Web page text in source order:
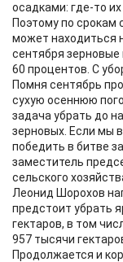
осадками: где-то
Поэтому по срокам
может находиться
сентября зерновые
60 процентов. С
Помня сентябрь
сухую осеннюю
задача убрать до
зерновых. Если мы
победить в битве
заместитель
сельского
Леонид Шорохов
предстоит убрать
гектаров, в том
957 тысячи
Продолжается и